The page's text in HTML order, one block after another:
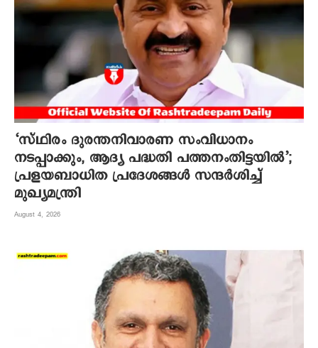
‘സ്ഥിരം ദുരന്തനിവാരണ സംവിധാനം
നടപ്പാക്കും, ആദ്യ പദ്ധതി പത്തനംതിട്ടയിൽ’;
പ്രളയബാധിത പ്രദേശങ്ങൾ സന്ദർശിച്ച്
മുഖ്യമന്ത്രി
August 4, 2026